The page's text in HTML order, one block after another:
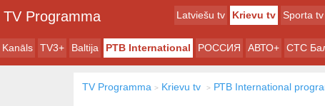
TV Programma Latviešu tv Krievu tv Sporta tv
Kanāls TV3+ Baltija РТB International РОССИЯ АВТО+ СТС
TV Programma Krievu tv РТB International